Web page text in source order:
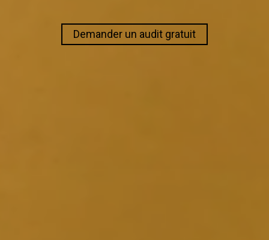
Demander un audit gratuit